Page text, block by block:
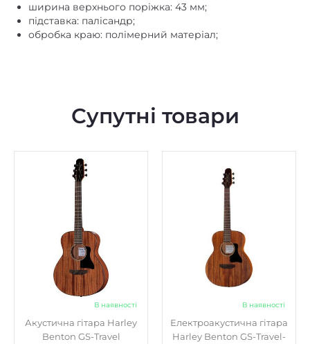
ширина верхнього поріжка: 43 мм;
підставка: палісандр;
обробка краю: полімерний матеріал;
Супутні товари
В наявності
Акустична гітара Harley
Benton GS-Travel
В наявності
Електроакустична гітара
Harley Benton GS-Travel-